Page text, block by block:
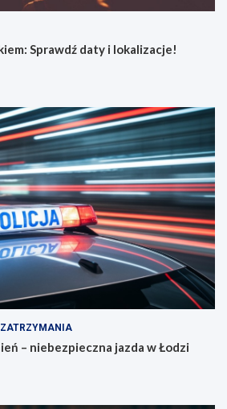
Sprawdź daty i lokalizacje!
ZATRZYMANIA
– niebezpieczna jazda w Łodzi